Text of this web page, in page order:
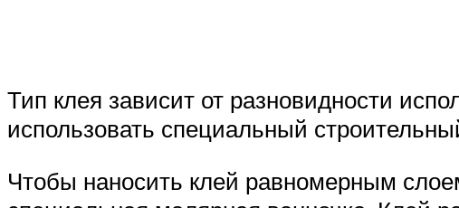
Тип клея зависит от разновидности
использовать специальный
Чтобы наносить клей равномерным